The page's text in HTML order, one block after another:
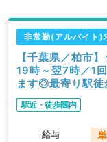
非常勤(アルバイト)
【千葉県／柏市
19時～翌7時／1
ます◎最寄り駅徒
／非常勤）
駅近・徒歩圏内
給与